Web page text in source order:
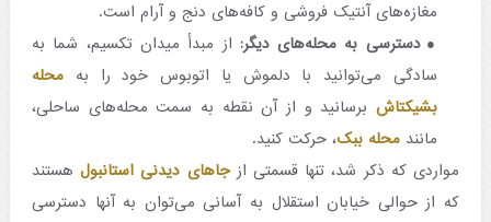
مغازه‌های آنتیک فروشی و کافه‌های دنج و آرام است.
دسترسی به محله‌های دیگر: از مبدأ میدان تکسیم، شما به
سادگی می‌توانید با دلموش یا اتوبوس خود را بهمحله
بشیکتاشبرسانید و از آن نقطه به سمت محله‌های ساحلی،
مانند محله ببک، حرکت کنید.
مواردی که ذکر شد، تنها قسمتی ازجاهای دیدنی استانبولهستند
که از حوالی خیابان استقلال به آسانی می‌توان به آنها دسترسی